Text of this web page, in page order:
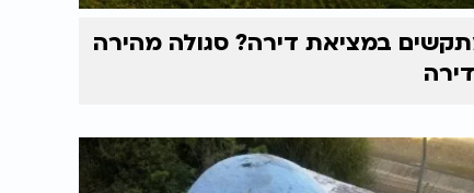
במציאת דירה? סגולה מהירה